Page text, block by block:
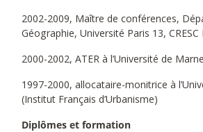
2002-2009, Maître de conférences,
Géographie, Université Paris 13, CRESC
2000-2002, ATER à l’Université de
1997-2000, allocataire-monitrice à
(Institut Français d’Urbanisme)
Diplômes et formation